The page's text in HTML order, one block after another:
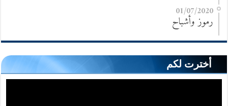
01/07/2020
رموز وأشباح
أخترت لكم